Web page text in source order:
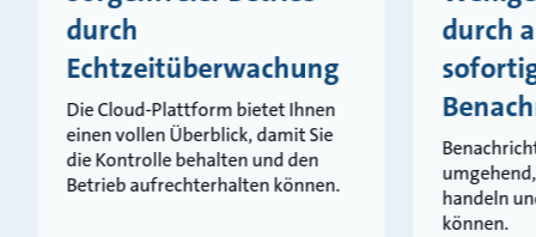
durch
Echtzeitüberwachung
Die Cloud-Plattform bietet Ihnen
einen vollen Überblick, damit Sie
die Kontrolle behalten und den
Betrieb aufrechterhalten können.
durch
handeln
können.